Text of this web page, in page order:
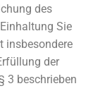
des
Sie
insbesondere
der
3 beschrieben